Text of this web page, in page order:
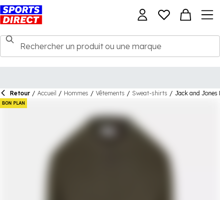
Retour / Accueil / Hommes / Vêtements / Sweat-shirts / Jack and Jones
BON PLAN